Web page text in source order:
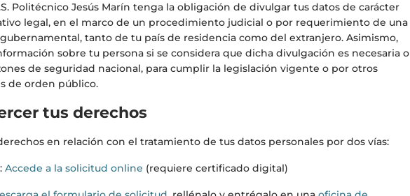
Politécnico Jesús Marín tenga la obligación de divulgar tus datos de carácter
legal, en el marco de un procedimiento judicial o por requerimiento de una
tanto de tu país de residencia como del extranjero. Asimismo,
sobre tu persona si se considera que dicha divulgación es necesaria o
de seguridad nacional, para cumplir la legislación vigente o por otros
de orden público.
tus derechos
en relación con el tratamiento de tus datos personales por dos vías:
Accede a la solicitud online (requiere certificado digital)